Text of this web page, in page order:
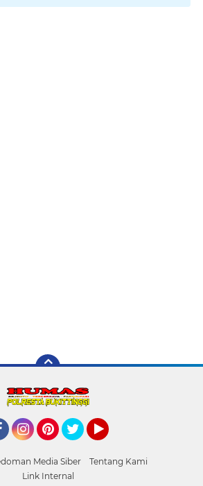
Media Siber
Tentang Kami
Link Internal